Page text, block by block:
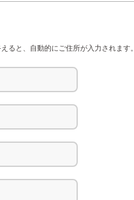
と、自動的にご住所が入力されます。